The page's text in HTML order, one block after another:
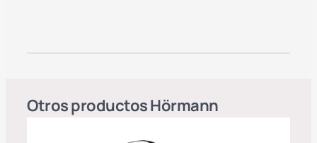
Otros productosHörmann